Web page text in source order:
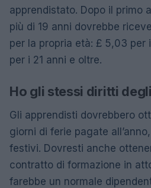
apprendistato. Dopo il primo
più di 19 anni dovrebbe
per la propria età: £ 5,03 per
per i 21 anni e oltre.
Ho gli stessi diritti
Gli apprendisti dovrebbero
giorni di ferie pagate
festivi. Dovresti anche
contratto di formazione in
farebbe un normale